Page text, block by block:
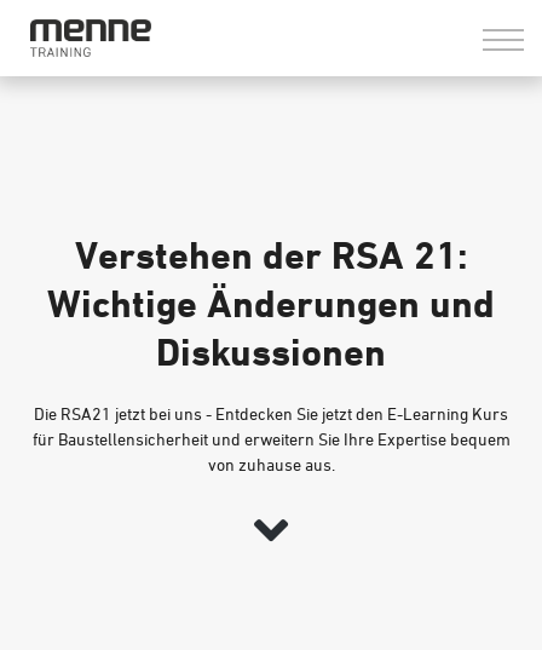
Verstehen der RSA 21:
Wichtige Änderungen und
Diskussionen
Die RSA21 jetzt bei uns - Entdecken Sie jetzt den E-Learning Kurs
für Baustellensicherheit und erweitern Sie Ihre Expertise bequem
von zuhause aus.